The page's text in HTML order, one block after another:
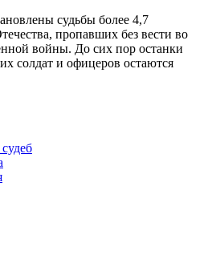
судьбы более 4,7
, пропавших без вести во
войны. До сих пор останки
солдат и офицеров остаются